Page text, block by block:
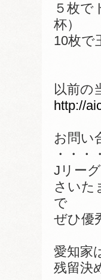
５枚で
杯）
10枚で
以前の
http://
お問い
・・
Jリー
さいた
で
ぜひ優
愛知家
残留決